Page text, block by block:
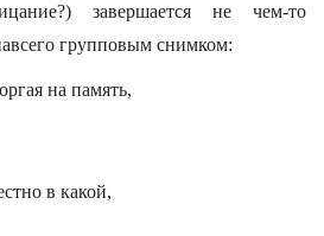
завершается не чем-то
групповым снимком:
на память,
в какой,